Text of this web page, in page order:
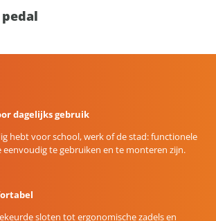
dagelijks gebruik
hebt voor school, werk of de stad: functionele
eenvoudig te gebruiken en te monteren zijn.
sloten tot ergonomische zadels en